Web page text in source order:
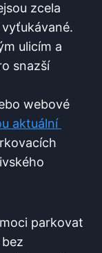
zcela
ulicím a
‍snazší
webové
‌aktuální
parkovat​